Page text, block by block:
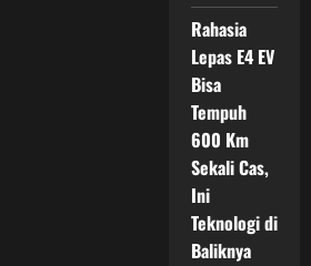
Rahasia
Lepas E4 EV
Bisa
Tempuh
600 Km
Sekali Cas,
Ini
Teknologi di
Baliknya